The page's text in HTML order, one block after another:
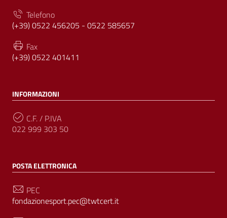
Telefono
(+39) 0522 456205 - 0522 585657
Fax
(+39) 0522 401411
INFORMAZIONI
C.F. / P.IVA
022 999 303 50
POSTA ELETTRONICA
PEC
fondazionesport.pec@twtcert.it